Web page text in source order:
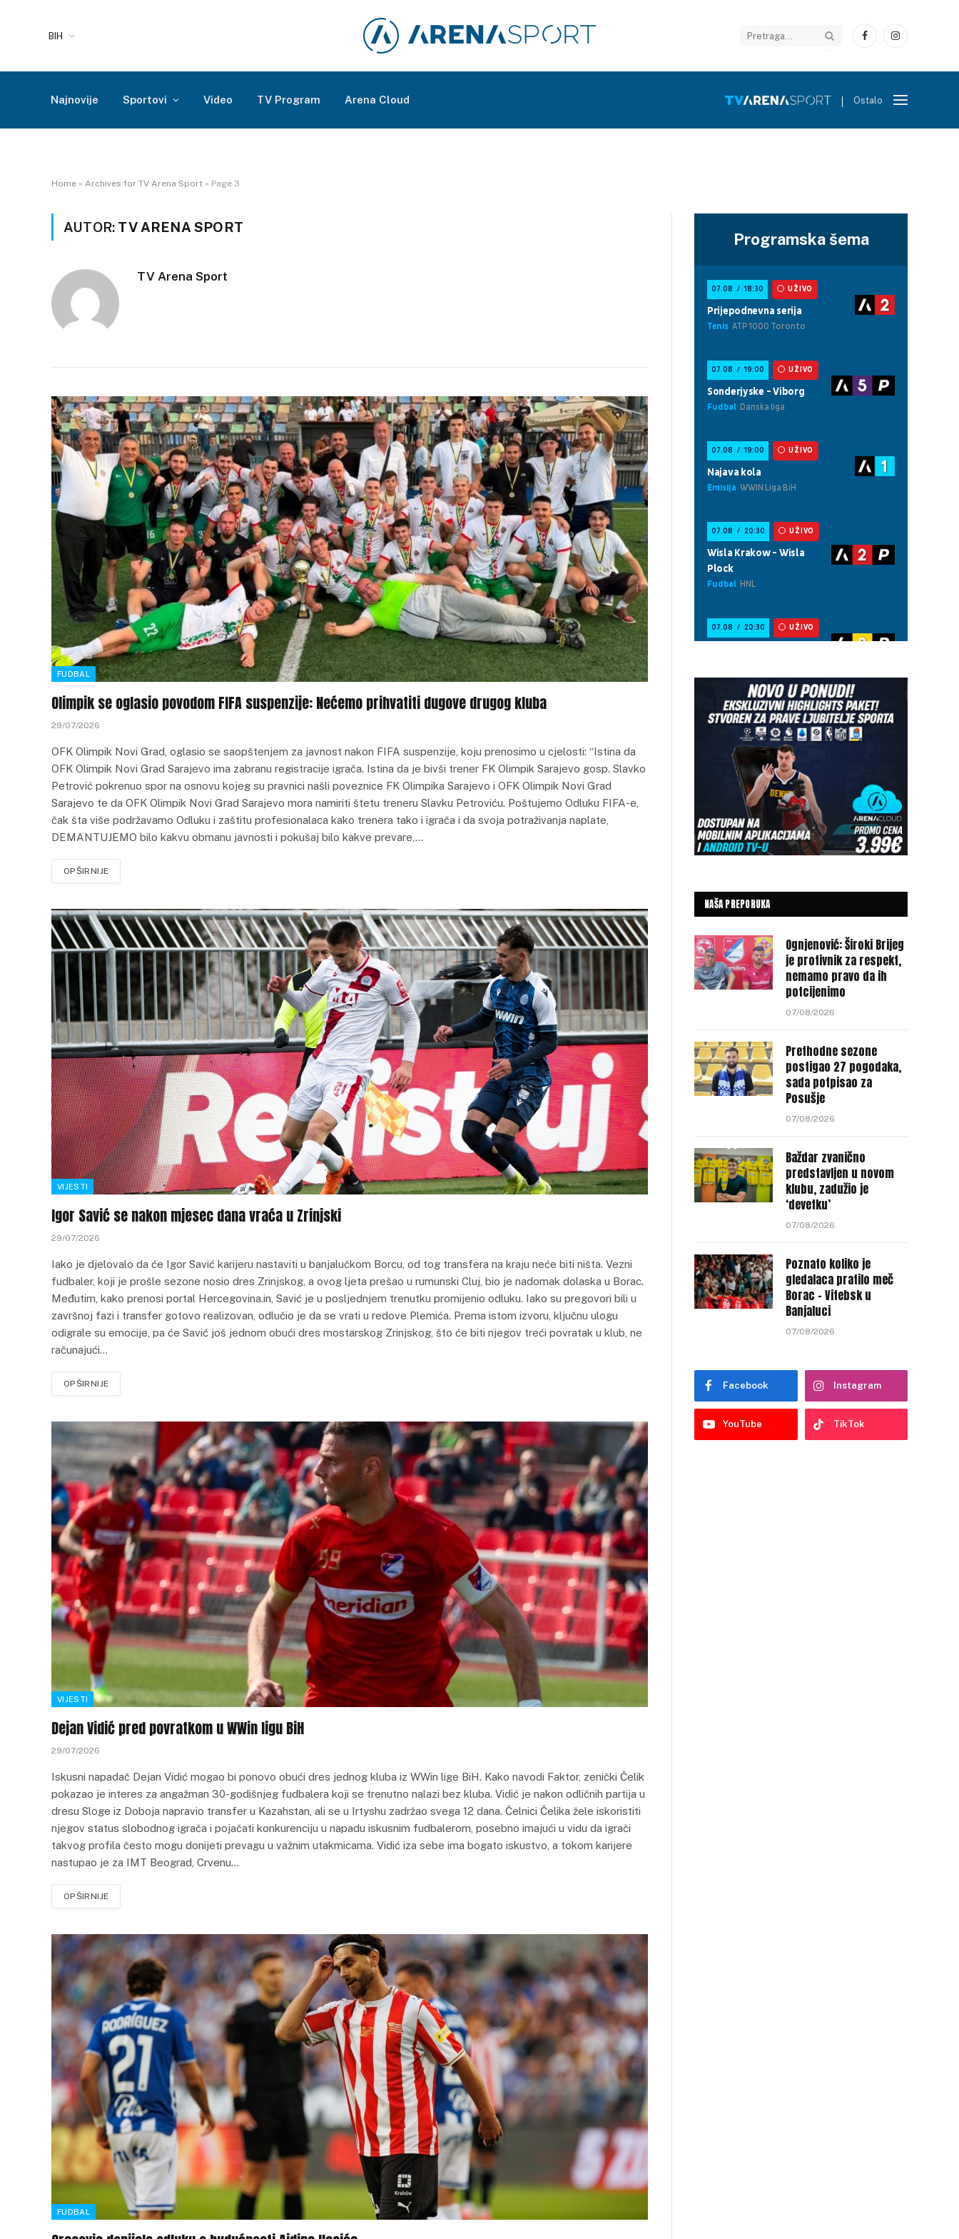
BIH
FacebookInstagram
Najnovije Sportovi Video TV Program Arena Cloud Ostalo
Home » Archives for TV Arena Sport » Page 3
AUTOR: TV ARENA SPORT
TV Arena Sport
FUDBAL
Olimpik se oglasio povodom FIFA suspenzije: Nećemo prihvatiti dugove drugog kluba
29/07/2026
OFK Olimpik Novi Grad, oglasio se saopštenjem za javnost nakon FIFA suspenzije, koju prenosimo u cjelosti: “Istina da
OFK Olimpik Novi Grad Sarajevo ima zabranu registracije igrača. Istina da je bivši trener FK Olimpik Sarajevo gosp. Slavko
Petrović pokrenuo spor na osnovu kojeg su pravnici našli poveznice FK Olimpika Sarajevo i OFK Olimpik Novi Grad
Sarajevo te da OFK Olimpik Novi Grad Sarajevo mora namiriti štetu treneru Slavku Petroviću. Poštujemo Odluku FIFA-e,
čak šta više podržavamo Odluku i zaštitu profesionalaca kako trenera tako i igrača i da svoja potraživanja naplate,
DEMANTUJEMO bilo kakvu obmanu javnosti i pokušaj bilo kakve prevare,…
OPŠIRNIJE
VIJESTI
Igor Savić se nakon mjesec dana vraća u Zrinjski
29/07/2026
Iako je djelovalo da će Igor Savić karijeru nastaviti u banjalučkom Borcu, od tog transfera na kraju neće biti ništa. Vezni
fudbaler, koji je prošle sezone nosio dres Zrinjskog, a ovog ljeta prešao u rumunski Cluj, bio je nadomak dolaska u Borac.
Međutim, kako prenosi portal Hercegovina.in, Savić je u posljednjem trenutku promijenio odluku. Iako su pregovori bili u
završnoj fazi i transfer gotovo realizovan, odlučio je da se vrati u redove Plemića. Prema istom izvoru, ključnu ulogu
odigrale su emocije, pa će Savić još jednom obući dres mostarskog Zrinjskog, što će biti njegov treći povratak u klub, ne
računajući…
OPŠIRNIJE
VIJESTI
Dejan Vidić pred povratkom u WWin ligu BiH
29/07/2026
Iskusni napadač Dejan Vidić mogao bi ponovo obući dres jednog kluba iz WWin lige BiH. Kako navodi Faktor, zenički Čelik
pokazao je interes za angažman 30-godišnjeg fudbalera koji se trenutno nalazi bez kluba. Vidić je nakon odličnih partija u
dresu Sloge iz Doboja napravio transfer u Kazahstan, ali se u Irtyshu zadržao svega 12 dana. Čelnici Čelika žele iskoristiti
njegov status slobodnog igrača i pojačati konkurenciju u napadu iskusnim fudbalerom, posebno imajući u vidu da igrači
takvog profila često mogu donijeti prevagu u važnim utakmicama. Vidić iza sebe ima bogato iskustvo, a tokom karijere
nastupao je za IMT Beograd, Crvenu…
OPŠIRNIJE
FUDBAL
Programska šema
NAŠA PREPORUKA
Ognjenović: Široki Brijeg
je protivnik za respekt,
nemamo pravo da ih
potcijenimo
07/08/2026
Prethodne sezone
postigao 27 pogodaka,
sada potpisao za
Posušje
07/08/2026
Baždar zvanično
predstavljen u novom
klubu, zadužio je
‘devetku’
07/08/2026
Poznato koliko je
gledalaca pratilo meč
Borac – Vitebsk u
Banjaluci
07/08/2026
Facebook Instagram
YouTube TikTok